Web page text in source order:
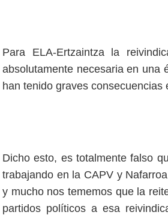
Para ELA-Ertzaintza la
absolutamente necesaria en una
han tenido graves
Dicho esto, es totalmente falso
trabajando en la CAPV y
y mucho nos tememos que la
partidos políticos a esa